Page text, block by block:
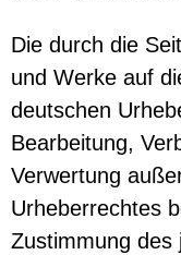
Die durch die
und Werke auf
deutschen
Bearbeitung,
Verwertung
Urheberrechtes
Zustimmung des